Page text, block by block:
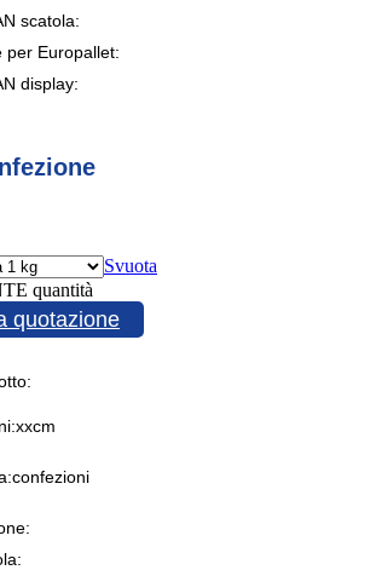
scatola:
per Europallet:
display:
Svuota
quantità
quotazione
xxcm
confezioni